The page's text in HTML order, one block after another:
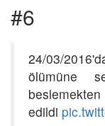
#6
24/03/
ölümüne
edildi